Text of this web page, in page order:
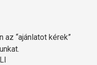
“ajánlatot kérek”